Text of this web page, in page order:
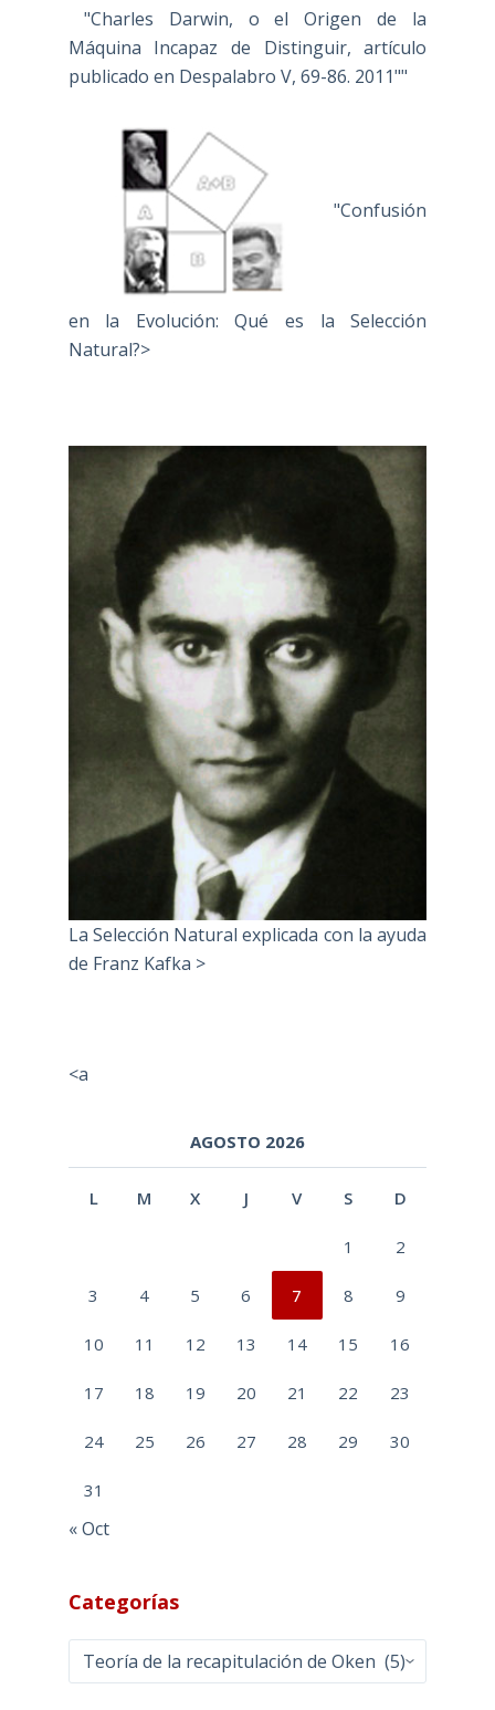
"Charles Darwin, o el Origen de la
Máquina Incapaz de Distinguir, artículo
publicado en Despalabro V, 69-86. 2011""
"Confusión
en la Evolución: Qué es la Selección
Natural?>
La Selección Natural explicada con la ayuda
de Franz Kafka >
<a
AGOSTO 2026
L M X J V S D
1 2
3 4 5 6 7 8 9
10 11 12 13 14 15 16
17 18 19 20 21 22 23
24 25 26 27 28 29 30
31
« Oct
Categorías
Categorías